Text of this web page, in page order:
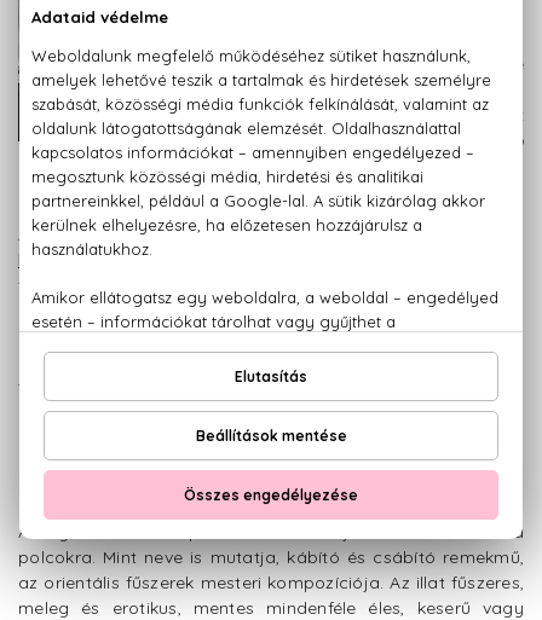
illat egyszerre
férfias és frissítő.
Az üveg sötét
színe a belső
összetevők erőteljességének előjele. A parfüm az éjszakai
életet kedvelő, elegáns urak tökéletes társa.
A 2011-es megjelenésűYSL L'Homme
Librea zöldebb illatokat kedvelő
férfiak parfümje. Az illat különleges
mixe a bergamottnak, rózsaszín
borsnak és pacsulinak. Az parfüm
arca Benjamin Millepied balett
táncos. " Minden nap viselhetem, a
nap bármely percében. Szeretem,
mert egyszerre friss és fiatalos,
ugyanakkor igazán férfias",
nyilatkozta Millepied az illatról.
A régóta ismert Opium 2009-ben új formában került a
polcokra. Mint neve is mutatja, kábító és csábító remekmű,
az orientális fűszerek mesteri kompozíciója. Az illat fűszeres,
meleg és erotikus, mentes mindenféle éles, keserű vagy